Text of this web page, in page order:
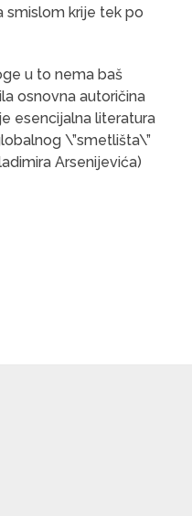
smislom krije tek po
u to nema baš
osnovna autoričina
esencijalna literatura
\”smetlišta\”
Arsenijevića)